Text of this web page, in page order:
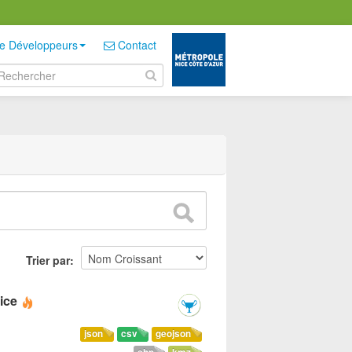
Développeurs Contact
Trier par
geojson
csv
json